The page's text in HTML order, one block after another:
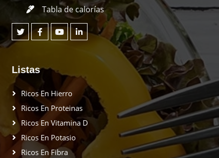
Tabla de calorías
Listas
Ricos En Hierro
Ricos En Proteinas
Ricos En Vitamina D
Ricos En Potasio
Ricos En Fibra